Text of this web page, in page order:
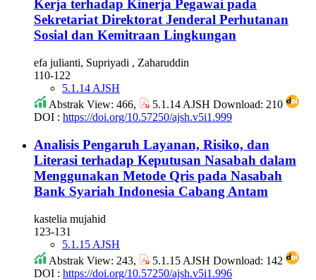
Kerja terhadap Kinerja Pegawai pada
Sekretariat Direktorat Jenderal Perhutanan
Sosial dan Kemitraan Lingkungan
efa julianti, Supriyadi , Zaharuddin
110-122
5.1.14 AJSH
Abstrak View: 466,
5.1.14 AJSH Download: 210
DOI : https://doi.org/10.57250/ajsh.v5i1.999
Analisis Pengaruh Layanan, Risiko, dan
Literasi terhadap Keputusan Nasabah dalam
Menggunakan Metode Qris pada Nasabah
Bank Syariah Indonesia Cabang Antam
kastelia mujahid
123-131
5.1.15 AJSH
Abstrak View: 243,
5.1.15 AJSH Download: 142
DOI : https://doi.org/10.57250/ajsh.v5i1.996